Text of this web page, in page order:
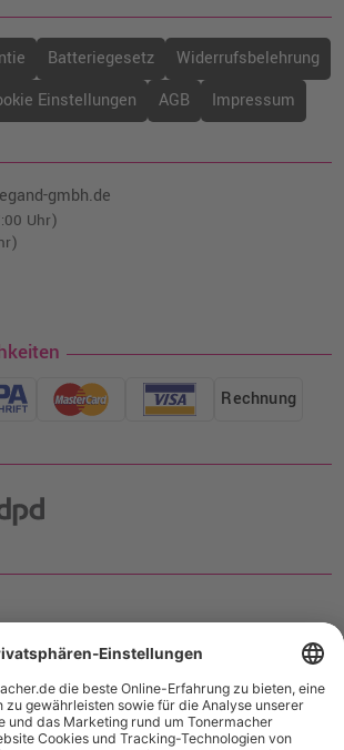
Batteriegesetz
Widerrufsbelehrung
Einstellungen AGB Impressum
gmbh.de
Uhr)
Rechnung
innerhalb Deutschlands. Befindet sich ein Warenwert
Mwst.) an Ampertec Artikeln in Ihrem Warenkorb, ist der